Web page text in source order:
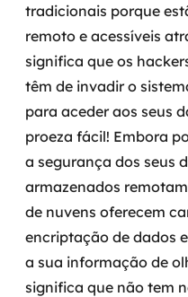
tradicionais porque
remoto e acessíveis
significa que os
têm de invadir o
para aceder aos seus
proeza fácil! Embora
a segurança dos seus
armazenados
de nuvens oferecem
encriptação de dados
a sua informação de
significa que não tem